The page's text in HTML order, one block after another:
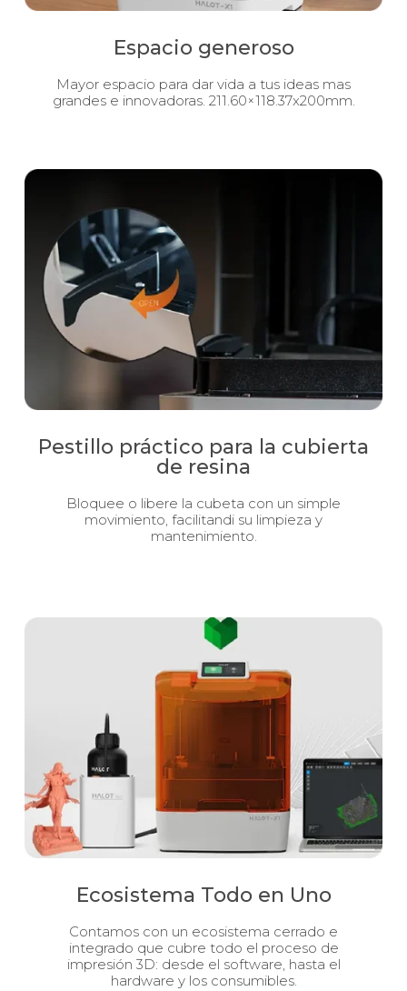
Espacio generoso
Mayor espacio para dar vida a tus ideas mas
grandes e innovadoras. 211.60×118.37x200mm.
Pestillo práctico para la cubierta
de resina
Bloquee o libere la cubeta con un simple
movimiento, facilitandi su limpieza y
mantenimiento.
Ecosistema Todo en Uno
Contamos con un ecosistema cerrado e
integrado que cubre todo el proceso de
impresión 3D: desde el software, hasta el
hardware y los consumibles.